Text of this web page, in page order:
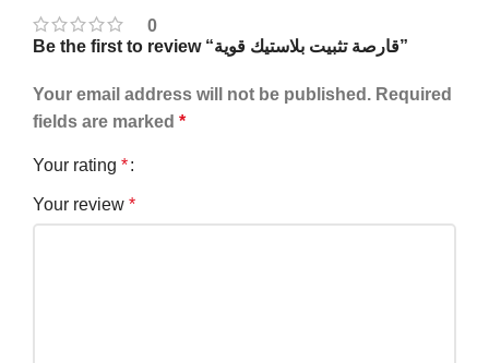
0
Be the first to review “قارصة تثبيت بلاستيك قوية”
Your email address will not be published. Required
fields are marked *
Your rating *
Your review *